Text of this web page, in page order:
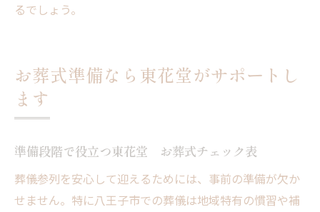
るでしょう。
お葬式準備なら東花堂がサポートし
ます
準備段階で役立つ東花堂 お葬式チェック表
葬儀参列を安心して迎えるためには、事前の準備が欠か
せません。特に八王子市での葬儀は地域特有の慣習や補